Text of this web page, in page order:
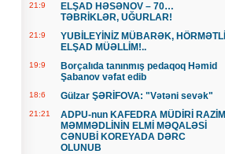
21:9
ELŞAD HƏSƏNOV – 70…
TƏBRİKLƏR, UĞURLAR!
21:9
YUBİLEYİNİZ MÜBARƏK, HÖRMƏTLİ
ELŞAD MÜƏLLİM!..
19:9
Borçalıda tanınmış pedaqoq Həmid
Şabanov vəfat edib
18:6 Gülzar ŞƏRİFOVA: "Vətəni sevək"
21:21
ADPU-nun KAFEDRA MÜDİRİ RAZİM
MƏMMƏDLİNİN ELMİ MƏQALƏSİ
CƏNUBİ KOREYADA DƏRC
OLUNUB